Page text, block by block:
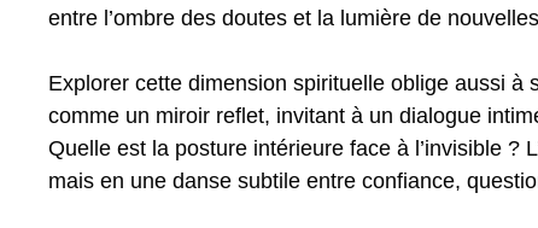
entre l’ombre des doutes et la lumière de
Explorer cette dimension spirituelle oblige aussi à
comme un miroir reflet, invitant à un dialogue
Quelle est la posture intérieure face à l’invisible ?
mais en une danse subtile entre confiance,